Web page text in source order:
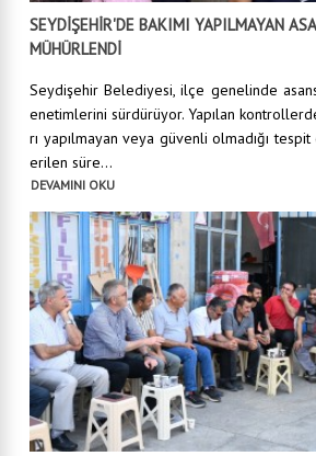
SEYDİŞEHİR'DE BAKIMI YAPILMAYAN
MÜHÜRLENDİ
Seydişehir Belediyesi, ilçe genelinde
enetimlerini sürdürüyor. Yapılan
rı yapılmayan veya güvenli olmadığı
erilen süre...
DEVAMINI OKU